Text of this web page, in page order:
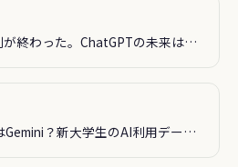
終わった。ChatGPTの未来はど
？新大学生のAI利用データ